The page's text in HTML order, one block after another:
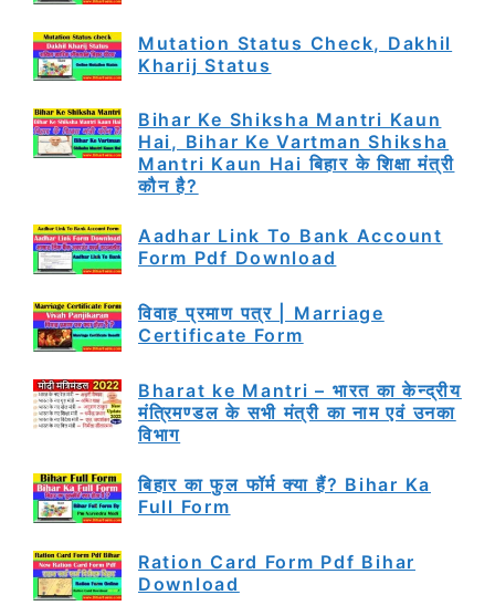
Mutation Status Check, Dakhil
Kharij Status
Bihar Ke Shiksha Mantri Kaun
Hai, Bihar Ke Vartman Shiksha
Mantri Kaun Hai बिहार के शिक्षा मंत्री
कौन है?
Aadhar Link To Bank Account
Form Pdf Download
विवाह प्रमाण पत्र | Marriage
Certificate Form
Bharat ke Mantri – भारत का केन्द्रीय
मंत्रिमण्डल के सभी मंत्री का नाम एवं उनका
विभाग
बिहार का फुल फॉर्म क्या हैं? Bihar Ka
Full Form
Ration Card Form Pdf Bihar
Download